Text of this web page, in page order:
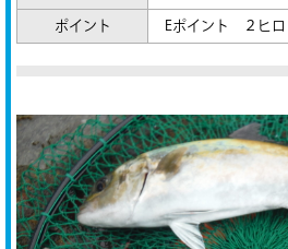
ポイント Eポイント ２ヒロ